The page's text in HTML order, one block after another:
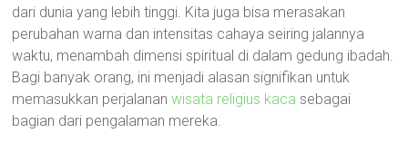
dari dunia yang lebih tinggi. Kita juga bisa merasakan
perubahan warna dan intensitas cahaya seiring jalannya
waktu, menambah dimensi spiritual di dalam gedung ibadah.
Bagi banyak orang, ini menjadi alasan signifikan untuk
memasukkan perjalananwisata religius kaca sebagai
bagian dari pengalaman mereka.